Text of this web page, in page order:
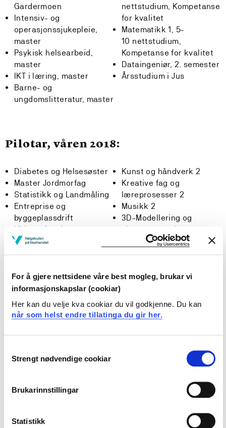
For å gjere nettsidene våre best mogleg, brukar vi
informasjonskapslar (cookiar)
Her kan du velje kva cookiar du vil godkjenne. Du kan
når som helst endre tillatinga du gir her.
Selection
Strengt nødvendige cookiar
Brukarinnstillingar
Statistikk
Gardermoen
Intensiv- og
operasjonssjukepleie,
master
Psykisk helsearbeid,
master
IKT i læring, master
Barne- og
ungdomslitteratur, master
nettstudium, Kompetanse
for kvalitet
Matematikk 1, 5-
10 nettstudium,
Kompetanse for kvalitet
Dataingeniør, 2. semester
Årsstudium i Jus
Pilotar, våren 2018:
Diabetes og Helsesøster
Master Jordmorfag
Statistikk og Landmåling
Entreprise og
byggeplassdrift
Videregående
programmering
systemutviklingsmetoder
Avansert datagrafikk
Helseinformatikk
Masteroppgave
programvareutvikling
E-Pedagogy for Teachers
Kunst og handverk 1
Kunst og håndverk 2
Kreative fag og
læreprosesser 2
Musikk 2
3D-Modellering og
elementmetode
Elektrisk energiteknikk
Vitenskapelig arbeid
matematikk for
dataingeniører
Forskningsmetode
Masteroppgave (MKS590-
Implementering av
omsorgstjenestene